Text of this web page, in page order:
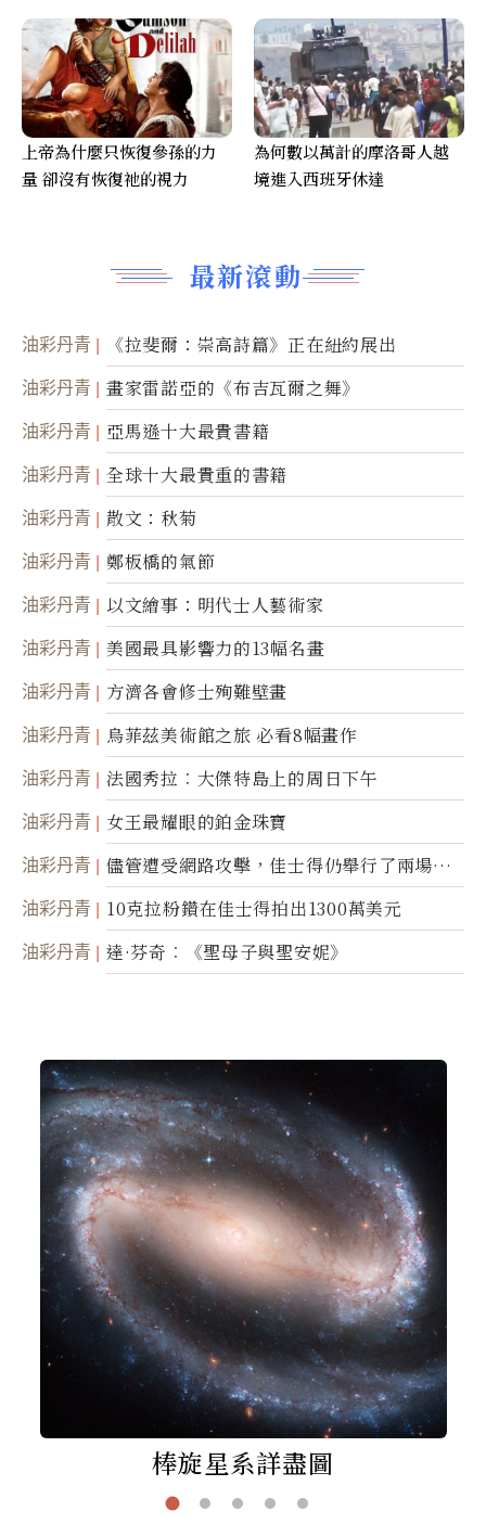
最新滾動
油彩丹青 《拉斐爾：崇高詩篇》正在紐約展出
油彩丹青 畫家雷諾亞的《布吉瓦爾之舞》
油彩丹青 亞馬遜十大最貴書籍
油彩丹青 全球十大最貴重的書籍
油彩丹青 散文：秋菊
油彩丹青 鄭板橋的氣節
油彩丹青 以文繪事：明代士人藝術家
油彩丹青 美國最具影響力的13幅名畫
油彩丹青 方濟各會修士殉難壁畫
油彩丹青 烏菲茲美術館之旅 必看8幅畫作
油彩丹青 法國秀拉︰大傑特島上的周日下午
油彩丹青 女王最耀眼的鉑金珠寶
油彩丹青
儘管遭受網路攻擊，佳士得仍舉行了兩場拍
賣
油彩丹青 10克拉粉鑽在佳士得拍出1300萬美元
油彩丹青 達·芬奇︰《聖母子與聖安妮》
上帝為什麼只恢復參孫的力
量 卻沒有恢復祂的視力
為何數以萬計的摩洛哥人越
境進入西班牙休達
棒旋星系詳盡圖